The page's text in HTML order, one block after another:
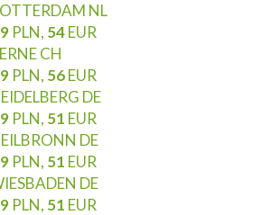
NL
PLN, 54EUR
CH
PLN, 56EUR
DE
PLN, 51 EUR
DE
PLN, 51 EUR
DE
PLN, 51 EUR